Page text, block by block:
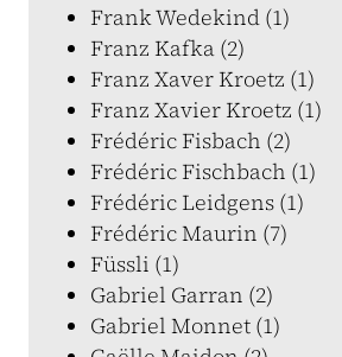
Frank Wedekind (1)
Franz Kafka (2)
Franz Xaver Kroetz (1)
Franz Xavier Kroetz (1)
Frédéric Fisbach (2)
Frédéric Fischbach (1)
Frédéric Leidgens (1)
Frédéric Maurin (7)
Füssli (1)
Gabriel Garran (2)
Gabriel Monnet (1)